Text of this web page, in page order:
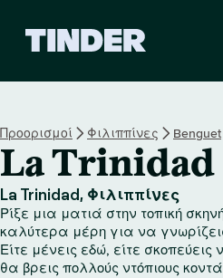
ή
σ
ε
λ
ί
δ
α
T
Προορισμοί Φιλιππίνες Benguet
La Trinidad
La Trinidad, Φιλιππίνες
Ρίξε μια ματιά στην τοπική
καλύτερα μέρη για να
Είτε μένεις εδώ, είτε σκοπεύεις
θα βρεις πολλούς ντόπιους